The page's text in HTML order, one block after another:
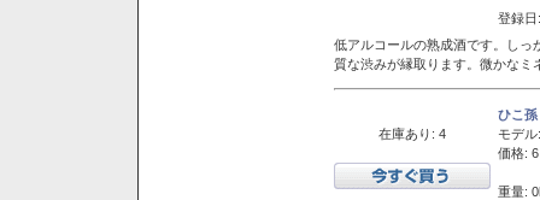
登録
低アルコールの熟成酒です。しっ
質な渋みが縁取ります。微かなミ
在庫あり: 4
ひこ
モデル:
価格:
重量: